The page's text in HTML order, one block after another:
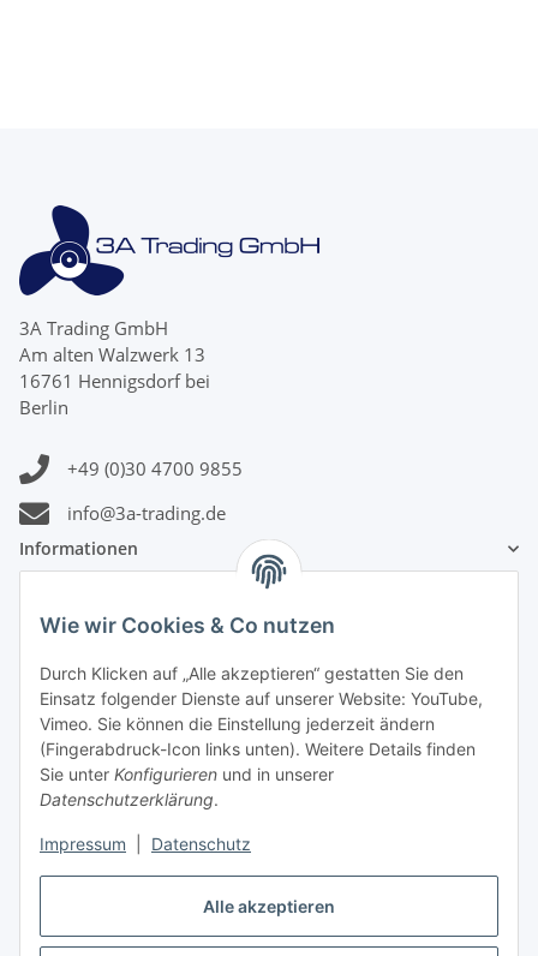
Alle akzeptieren
Wie wir Cookies & Co nutzen
Durch Klicken auf „Alle akzeptieren“ gestatten Sie den
Einsatz folgender Dienste auf unserer Website: YouTube,
Vimeo. Sie können die Einstellung jederzeit ändern
(Fingerabdruck-Icon links unten). Weitere Details finden
Sie unter Konfigurieren und in unserer
Datenschutzerklärung.
Impressum Datenschutz
3A Trading GmbH
Am alten Walzwerk 13
16761 Hennigsdorf bei
Berlin
+49 (0)30 4700 9855
info@3a-trading.de
Informationen
Gesetzliche Informationen
Zahlungsinformationen
Versandinformationen